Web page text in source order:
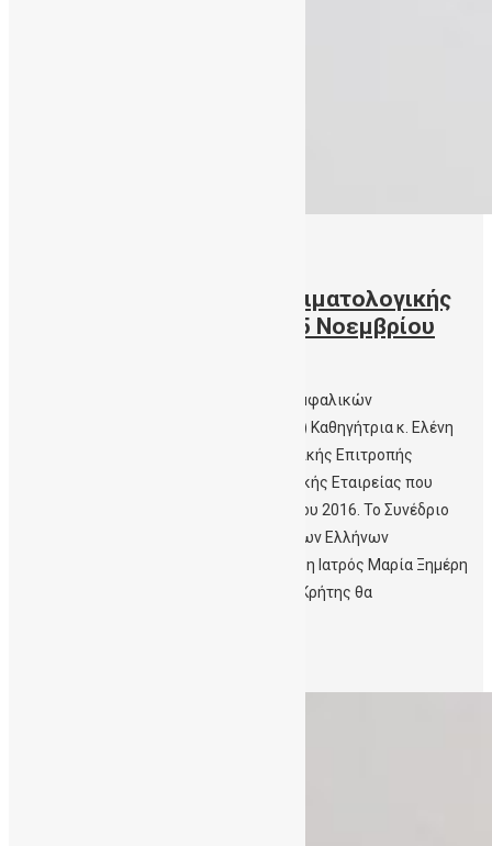
Συνέδριου της Ελληνικής Αιματολογικής
Εταιρείας, Θεσσαλονίκη 3-5 Νοεμβρίου
Η Διευθύντρια της Δημόσιας Τράπεζας Ομφαλικών
Βλαστοκυττάρων Κρήτης (ΔηΤΟΒ Κρήτης) Καθηγήτρια κ. Ελένη
Παπαδάκη είναι Πρόεδρος της Επιστημονικής Επιτροπής
του Συνεδρίου της Ελληνικής Αιματολογικής Εταιρείας που
διεξάγεται στη Θεσσαλονίκη 3-5 Νοεμβρίου 2016. Το Συνέδριο
αυτό αποτελεί την κορυφαία εκδήλωση των Ελλήνων
Αιματολόγων. Η Δρ. Ειρήνη Μαυρουδή και η Ιατρός Μαρία Ξημέρη
που ανήκουν στο προσωπικό της ΔηΤΟΒ Κρήτης θα